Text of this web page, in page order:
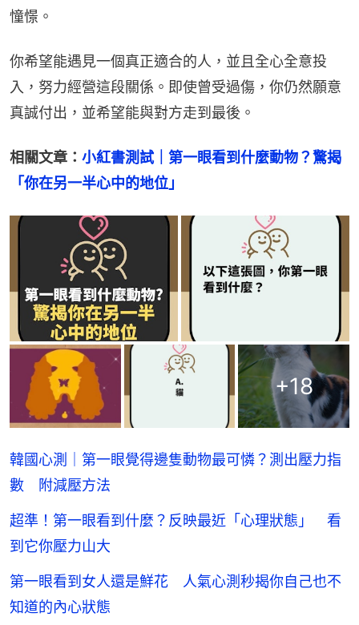
憧憬。
你希望能遇見一個真正適合的人，並且全心全意投
入，努力經營這段關係。即使曾受過傷，你仍然願意
真誠付出，並希望能與對方走到最後。
相關文章： 小紅書測試｜第一眼看到什麼動物？驚揭
「你在另一半心中的地位」
+18
韓國心測｜第一眼覺得邊隻動物最可憐？測出壓力指
數 附減壓方法
超準！第一眼看到什麼？反映最近「心理狀態」 看
到它你壓力山大
第一眼看到女人還是鮮花 人氣心測秒揭你自己也不
知道的內心狀態